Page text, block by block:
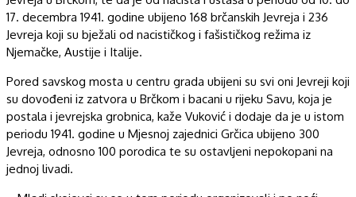
17. decembra 1941. godine ubijeno 168 brčanskih Jevreja i 236
Jevreja koji su bježali od nacističkog i fašističkog režima iz
Njemačke, Austije i Italije.
Pored savskog mosta u centru grada ubijeni su svi oni Jevreji koji
su dovođeni iz zatvora u Brčkom i bacani u rijeku Savu, koja je
postala i jevrejska grobnica, kaže Vuković i dodaje da je u istom
periodu 1941. godine u Mjesnoj zajednici Grčica ubijeno 300
Jevreja, odnosno 100 porodica te su ostavljeni nepokopani na
jednoj livadi.